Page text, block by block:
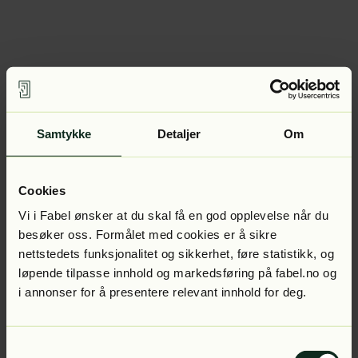
Samtykke Detaljer Om
Cookies
Vi i Fabel ønsker at du skal få en god opplevelse når du
besøker oss. Formålet med cookies er å sikre
nettstedets funksjonalitet og sikkerhet, føre statistikk, og
løpende tilpasse innhold og markedsføring på fabel.no og
i annonser for å presentere relevant innhold for deg.